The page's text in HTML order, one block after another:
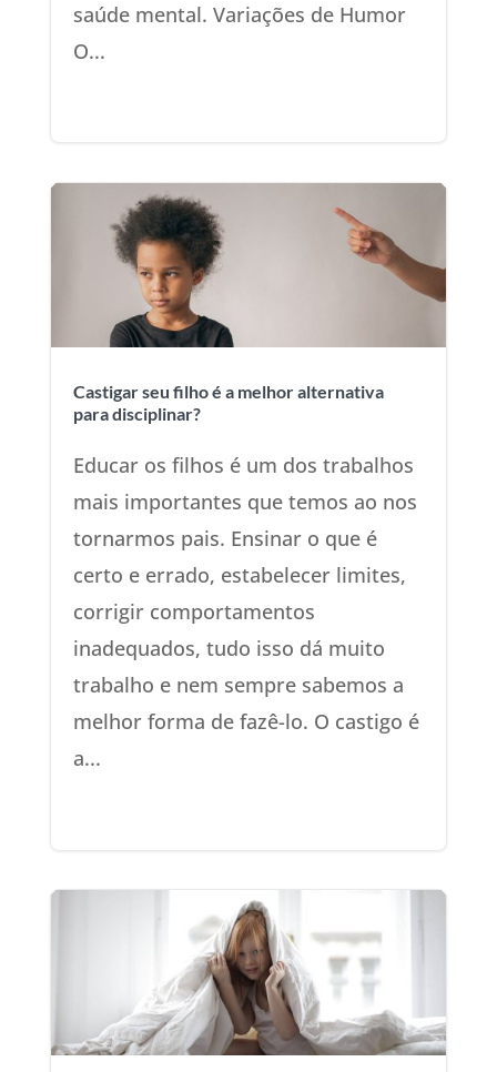
saúde mental. Variações de Humor
O...
Castigar seu filho é a melhor alternativa
para disciplinar?
Educar os filhos é um dos trabalhos
mais importantes que temos ao nos
tornarmos pais. Ensinar o que é
certo e errado, estabelecer limites,
corrigir comportamentos
inadequados, tudo isso dá muito
trabalho e nem sempre sabemos a
melhor forma de fazê-lo. O castigo é
a...